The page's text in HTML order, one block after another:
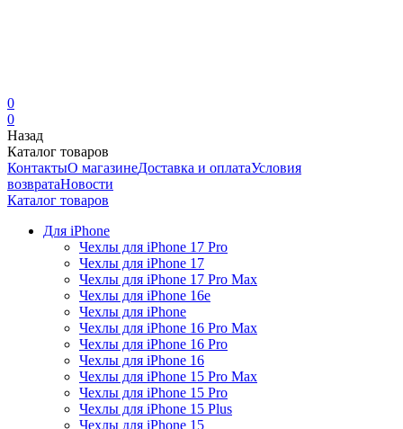
0
0
Назад
Каталог товаров
КонтактыО магазинеДоставка и оплатаУсловия
возвратаНовости
Каталог товаров
Для iPhone
Чехлы для iPhone 17 Pro
Чехлы для iPhone 17
Чехлы для iPhone 17 Pro Max
Чехлы для iPhone 16e
Чехлы для iPhone
Чехлы для iPhone 16 Pro Max
Чехлы для iPhone 16 Pro
Чехлы для iPhone 16
Чехлы для iPhone 15 Pro Max
Чехлы для iPhone 15 Pro
Чехлы для iPhone 15 Plus
Чехлы для iPhone 15